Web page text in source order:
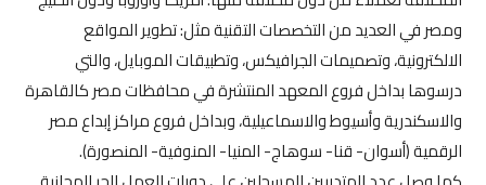
ومصر في العديد من التخصصات التقنية مثل: تطوير المواقع
الالكترونية، وتصميمات الجرافيكس، وتطبيقات الموبايل، والتي
درسوها بداخل فروع المعهد المنتشرة في محافظات مصر كالقاهرة
والاسكندرية وأسيوط والاسماعيلية، وبداخل فروع مراكز إبداع مصر
الرقمية (أسوان- قنا- سوهاج- المنيا- المنوفية- المنصورة).